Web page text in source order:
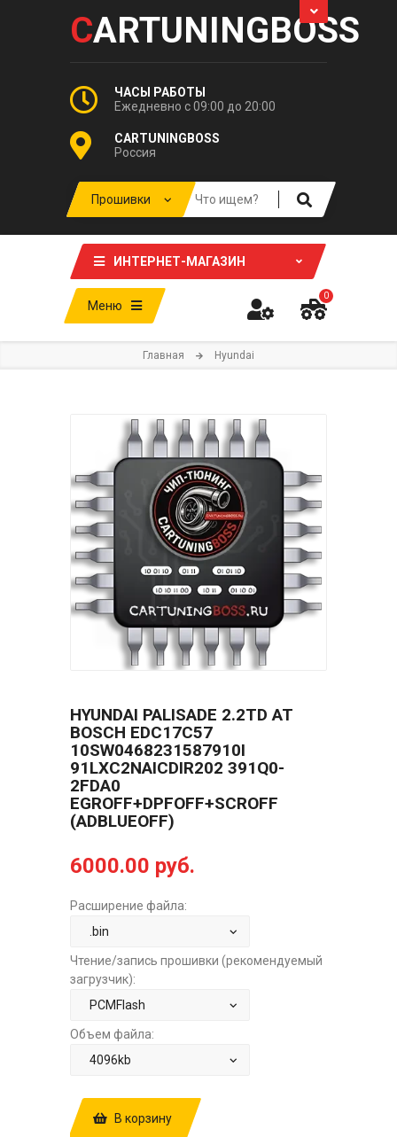
CARTUNINGBOSS
ЧАСЫ РАБОТЫ
Ежедневно с 09:00 до 20:00
CARTUNINGBOSS
Россия
ИНТЕРНЕТ-МАГАЗИН
Меню
0
Главная Hyundai
HYUNDAI PALISADE 2.2TD AT
BOSCH EDC17C57
10SW0468231587910I
91LXC2NAICDIR202 391Q0-
2FDA0
EGROFF+DPFOFF+SCROFF
(ADBLUEOFF)
6000.00 руб.
Расширение файла:
Чтение/запись прошивки (рекомендуемый
загрузчик):
Объем файла:
В корзину